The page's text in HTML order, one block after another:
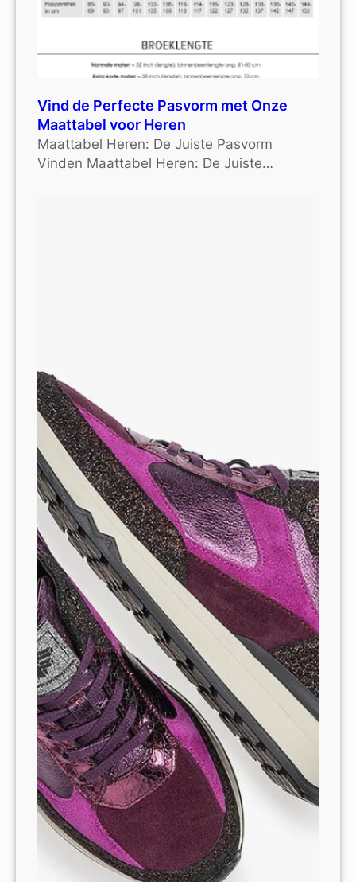
Vind de Perfecte Pasvorm met Onze
Maattabel voor Heren
Maattabel Heren: De Juiste Pasvorm
Vinden Maattabel Heren: De Juiste…